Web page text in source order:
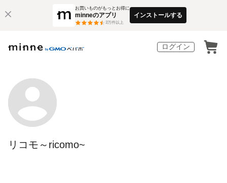
お買いものがもっとお得に
minneのアプリ
3万件以上
インストールする
ログイン
リコモ～ricomo~